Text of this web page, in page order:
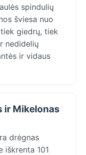
spindulių
šviesa nuo
giedrų, tiek
nedidelių
ir vidaus
ir Mikelonas
drėgnas
iškrenta 101